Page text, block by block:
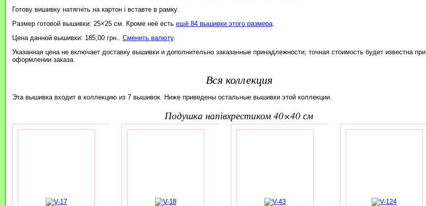
Готову вишивку натягніть на картон і вставте в рамку.
Размер готовой вышивки: 25×25 см. Кроме неё есть ещё 84 вышивки этого размера.
Цена данной вышивки: 185,00 грн.. Сменить валюту.
Указанная цена не включает доставку вышивки и дополнительно заказанные принадлежности; точная стоимость будет известна при
оформлении заказа.
Вся коллекция
Эта вышивка входит в коллекцию из 7 вышивок. Ниже приведены остальные вышивки этой коллекции.
подушка напівхрестиком 40×40 см